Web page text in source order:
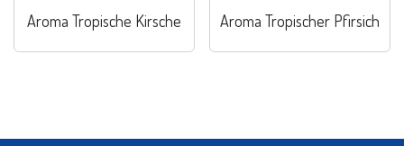
Aroma Tropische Kirsche Aroma Tropischer Pfirsich